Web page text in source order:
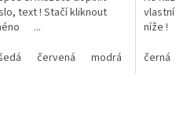
text ! Stačí kliknout
...
červená modrá žlutá
níže
černá